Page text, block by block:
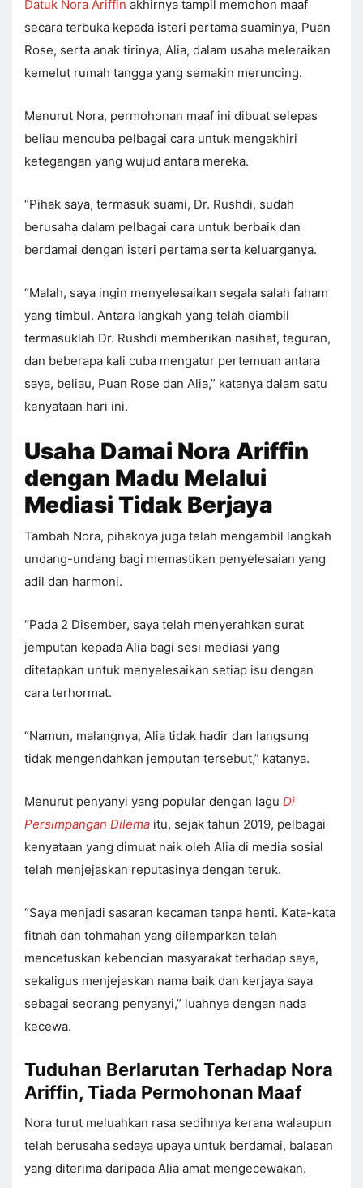
Datuk Nora Ariffin akhirnya tampil memohon maaf
secara terbuka kepada isteri pertama suaminya, Puan
Rose, serta anak tirinya, Alia, dalam usaha meleraikan
kemelut rumah tangga yang semakin meruncing.
Menurut Nora, permohonan maaf ini dibuat selepas
beliau mencuba pelbagai cara untuk mengakhiri
ketegangan yang wujud antara mereka.
“Pihak saya, termasuk suami, Dr. Rushdi, sudah
berusaha dalam pelbagai cara untuk berbaik dan
berdamai dengan isteri pertama serta keluarganya.
“Malah, saya ingin menyelesaikan segala salah faham
yang timbul. Antara langkah yang telah diambil
termasuklah Dr. Rushdi memberikan nasihat, teguran,
dan beberapa kali cuba mengatur pertemuan antara
saya, beliau, Puan Rose dan Alia,” katanya dalam satu
kenyataan hari ini.
Usaha Damai Nora Ariffin
dengan Madu Melalui
Mediasi Tidak Berjaya
Tambah Nora, pihaknya juga telah mengambil langkah
undang-undang bagi memastikan penyelesaian yang
adil dan harmoni.
“Pada 2 Disember, saya telah menyerahkan surat
jemputan kepada Alia bagi sesi mediasi yang
ditetapkan untuk menyelesaikan setiap isu dengan
cara terhormat.
“Namun, malangnya, Alia tidak hadir dan langsung
tidak mengendahkan jemputan tersebut,” katanya.
Menurut penyanyi yang popular dengan lagu Di
Persimpangan Dilema itu, sejak tahun 2019, pelbagai
kenyataan yang dimuat naik oleh Alia di media sosial
telah menjejaskan reputasinya dengan teruk.
“Saya menjadi sasaran kecaman tanpa henti. Kata-kata
fitnah dan tohmahan yang dilemparkan telah
mencetuskan kebencian masyarakat terhadap saya,
sekaligus menjejaskan nama baik dan kerjaya saya
sebagai seorang penyanyi,” luahnya dengan nada
kecewa.
Tuduhan Berlarutan Terhadap Nora
Ariffin, Tiada Permohonan Maaf
Nora turut meluahkan rasa sedihnya kerana walaupun
telah berusaha sedaya upaya untuk berdamai, balasan
yang diterima daripada Alia amat mengecewakan.